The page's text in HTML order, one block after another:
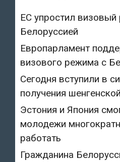
ЕС упростил
Белоруссией
Европарламент
визового режима с
Сегодня вступили в
получения
Эстония и Япония
молодежи
работать
Гражданина